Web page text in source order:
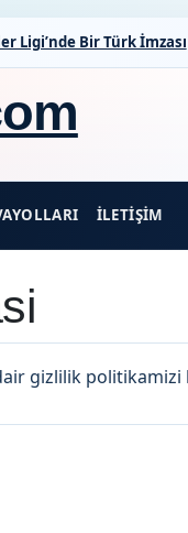
Ligi’nde Bir Türk İmzası
İLETIŞIM
gizlilik